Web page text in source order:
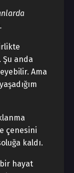
Şu anda
Ama
çenesini
kaldı.
hayat